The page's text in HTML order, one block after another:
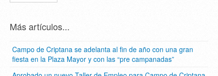
Más artículos...
Campo de Criptana se adelanta al fin de año con una gran
fiesta en la Plaza Mayor y con las “pre campanadas”